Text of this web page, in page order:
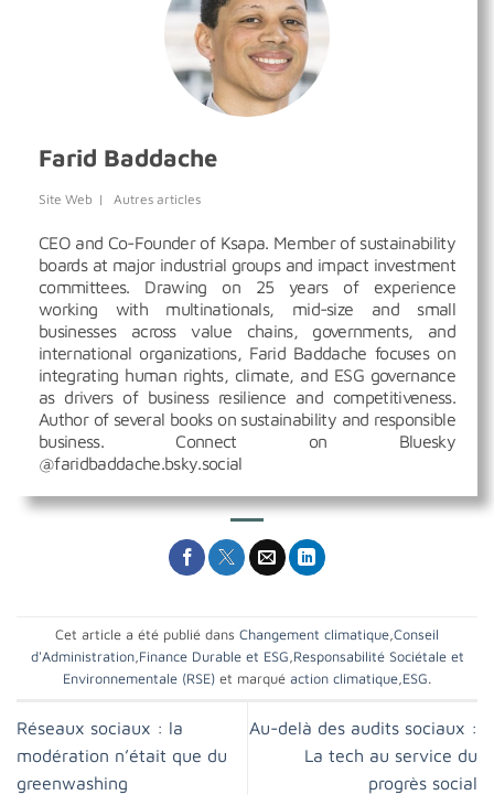
Farid Baddache
Site Web | Autres articles
CEO and Co-Founder of Ksapa. Member of sustainability
boards at major industrial groups and impact investment
committees. Drawing on 25 years of experience
working with multinationals, mid-size and small
businesses across value chains, governments, and
international organizations, Farid Baddache focuses on
integrating human rights, climate, and ESG governance
as drivers of business resilience and competitiveness.
Author of several books on sustainability and responsible
business. Connect on Bluesky
@faridbaddache.bsky.social
Cet article a été publié dans Changement climatique,Conseil
d'Administration,Finance Durable et ESG,Responsabilité Sociétale et
Environnementale (RSE) et marqué action climatique,ESG.
Réseaux sociaux : la
modération n’était que du
greenwashing
Au-delà des audits sociaux :
La tech au service du
progrès social